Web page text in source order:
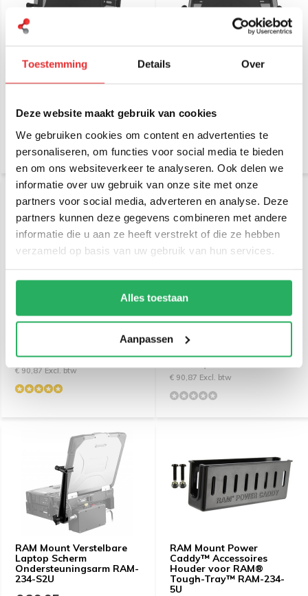
Toestemming Details Over
Deze website maakt gebruik van cookies
We gebruiken cookies om content en advertenties te
personaliseren, om functies voor social media te bieden
en om ons websiteverkeer te analyseren. Ook delen we
informatie over uw gebruik van onze site met onze
partners voor social media, adverteren en analyse. Deze
partners kunnen deze gegevens combineren met andere
informatie die u aan ze heeft verstrekt of die ze hebben
verzameld op basis van uw gebruik van hun services.
Alles toestaan
Aanpassen
RAM Mount X-Grip
Houder UN9U
€ 119,95Incl. btw
€ 99,13 Excl. btw
RAM Mount X-Grip 12-13
€ 139,95
€ 115,66 Excl. btw
Powered Dock voor
Samsung Tab Active3,
€ 109,95Incl. btw
€ 90,87 Excl. btw
RAM Mount Powered
Dock voor Samsung Tab
Active4/5 Pro & Tab Active
Pro met USB-C RAM-HOL-
SAM52CPU
€ 109,95
€ 90,87 Excl. btw
RAM Mount Verstelbare
Laptop Scherm
Ondersteuningsarm RAM-
234-S2U
RAM Mount Power
Caddy™ Accessoires
Houder voor RAM®
Tough-Tray™ RAM-234-
5U